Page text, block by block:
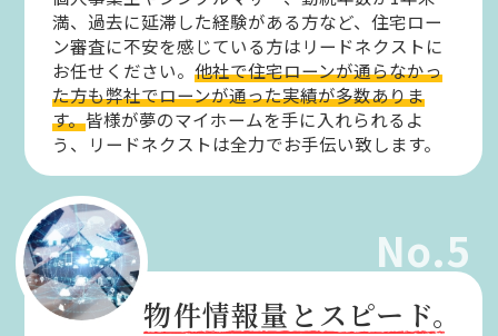
満、過去に延滞した経験がある方など、住宅ロー
ン審査に不安を感じている方はリードネクストに
お任せください。他社で住宅ローンが通らなかっ
た方も弊社でローンが通った実績が多数ありま
す。皆様が夢のマイホームを手に入れられるよ
う、リードネクストは全力でお手伝い致します。
No.5
物件情報量とスピード。